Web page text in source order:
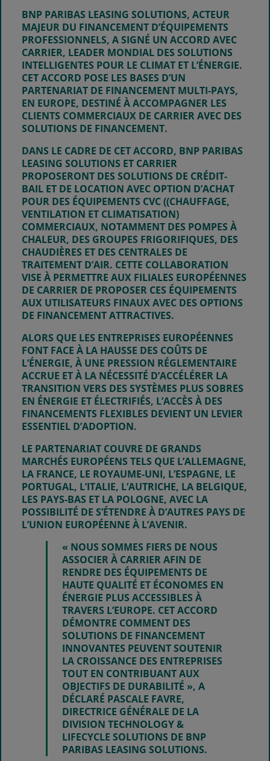
BNP PARIBAS LEASING SOLUTIONS, ACTEUR
MAJEUR DU FINANCEMENT D’ÉQUIPEMENTS
PROFESSIONNELS, A SIGNÉ UN ACCORD AVEC
CARRIER, LEADER MONDIAL DES SOLUTIONS
INTELLIGENTES POUR LE CLIMAT ET L’ÉNERGIE.
CET ACCORD POSE LES BASES D’UN
PARTENARIAT DE FINANCEMENT MULTI-PAYS,
EN EUROPE, DESTINÉ À ACCOMPAGNER LES
CLIENTS COMMERCIAUX DE CARRIER AVEC DES
SOLUTIONS DE FINANCEMENT.
DANS LE CADRE DE CET ACCORD, BNP PARIBAS
LEASING SOLUTIONS ET CARRIER
PROPOSERONT DES SOLUTIONS DE CRÉDIT-
BAIL ET DE LOCATION AVEC OPTION D’ACHAT
POUR DES ÉQUIPEMENTS CVC ((CHAUFFAGE,
VENTILATION ET CLIMATISATION)
COMMERCIAUX, NOTAMMENT DES POMPES À
CHALEUR, DES GROUPES FRIGORIFIQUES, DES
CHAUDIÈRES ET DES CENTRALES DE
TRAITEMENT D’AIR. CETTE COLLABORATION
VISE À PERMETTRE AUX FILIALES EUROPÉENNES
DE CARRIER DE PROPOSER CES ÉQUIPEMENTS
AUX UTILISATEURS FINAUX AVEC DES OPTIONS
DE FINANCEMENT ATTRACTIVES.
ALORS QUE LES ENTREPRISES EUROPÉENNES
FONT FACE À LA HAUSSE DES COÛTS DE
L’ÉNERGIE, À UNE PRESSION RÉGLEMENTAIRE
ACCRUE ET À LA NÉCESSITÉ D’ACCÉLÉRER LA
TRANSITION VERS DES SYSTÈMES PLUS SOBRES
EN ÉNERGIE ET ÉLECTRIFIÉS, L’ACCÈS À DES
FINANCEMENTS FLEXIBLES DEVIENT UN LEVIER
ESSENTIEL D’ADOPTION.
LE PARTENARIAT COUVRE DE GRANDS
MARCHÉS EUROPÉENS TELS QUE L’ALLEMAGNE,
LA FRANCE, LE ROYAUME-UNI, L’ESPAGNE, LE
PORTUGAL, L’ITALIE, L’AUTRICHE, LA BELGIQUE,
LES PAYS-BAS ET LA POLOGNE, AVEC LA
POSSIBILITÉ DE S’ÉTENDRE À D’AUTRES PAYS DE
L’UNION EUROPÉENNE À L’AVENIR.
« NOUS SOMMES FIERS DE NOUS
ASSOCIER À CARRIER AFIN DE
RENDRE DES ÉQUIPEMENTS DE
HAUTE QUALITÉ ET ÉCONOMES EN
ÉNERGIE PLUS ACCESSIBLES À
TRAVERS L’EUROPE. CET ACCORD
DÉMONTRE COMMENT DES
SOLUTIONS DE FINANCEMENT
INNOVANTES PEUVENT SOUTENIR
LA CROISSANCE DES ENTREPRISES
TOUT EN CONTRIBUANT AUX
OBJECTIFS DE DURABILITÉ », A
DÉCLARÉ PASCALE FAVRE,
DIRECTRICE GÉNÉRALE DE LA
DIVISION TECHNOLOGY &
LIFECYCLE SOLUTIONS DE BNP
PARIBAS LEASING SOLUTIONS.